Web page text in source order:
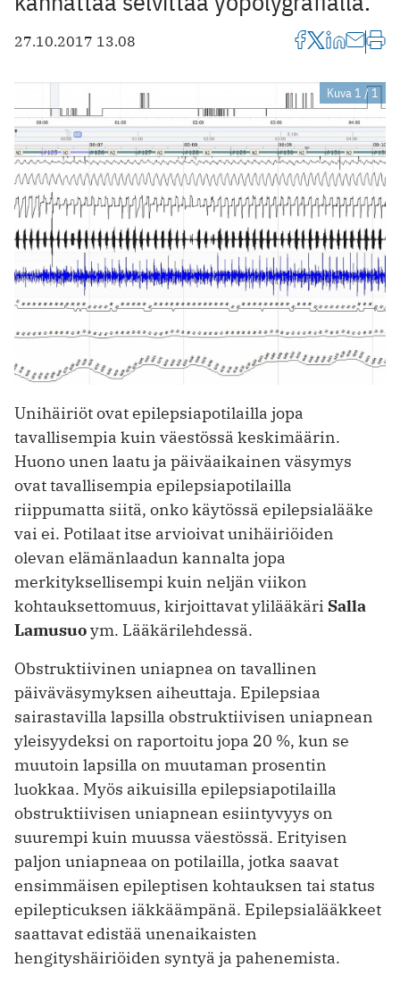
27.10.2017 13.08
Kuva 1 / 1
Unihäiriöt ovat epilepsiapotilailla jopa
tavallisempia kuin väestössä keskimäärin.
Huono unen laatu ja päiväaikainen väsymys
ovat tavallisempia epilepsiapotilailla
riippumatta siitä, onko käytössä epilepsialääke
vai ei. Potilaat itse arvioivat unihäiriöiden
olevan elämänlaadun kannalta jopa
merkityksellisempi kuin neljän viikon
kohtauksettomuus, kirjoittavat ylilääkäri Salla
Lamusuoym. Lääkärilehdessä.
Obstruktiivinen uniapnea on tavallinen
päiväväsymyksen aiheuttaja. Epilepsiaa
sairastavilla lapsilla obstruktiivisen uniapnean
yleisyydeksi on raportoitu jopa 20 %, kun se
muutoin lapsilla on muutaman prosentin
luokkaa. Myös aikuisilla epilepsiapotilailla
obstruktiivisen uniapnean esiintyvyys on
suurempi kuin muussa väestössä. Erityisen
paljon uniapneaa on potilailla, jotka saavat
ensimmäisen epileptisen kohtauksen tai status
epilepticuksen iäkkäämpänä. Epilepsialääkkeet
saattavat edistää unenaikaisten
hengityshäiriöiden syntyä ja pahenemista.